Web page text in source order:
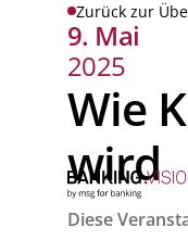
Zurück zur
9. Mai
2025
Wie
wird
Diese